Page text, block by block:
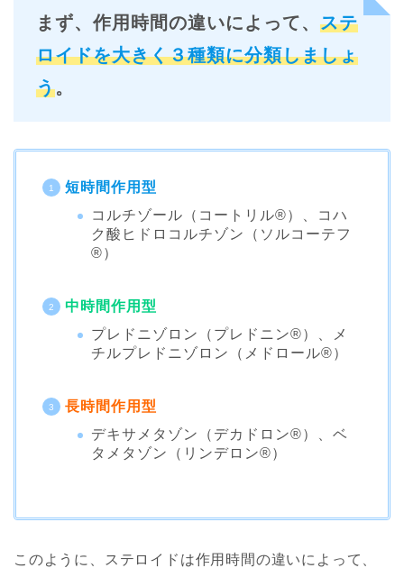
まず、作用時間の違いによって、 ステ
ロイドを大きく３種類に分類しましょ
う。
短時間作用型
コルチゾール（コートリル®︎）、コハ
ク酸ヒドロコルチゾン（ソルコーテフ
®︎）
中時間作用型
プレドニゾロン（プレドニン®︎）、メ
チルプレドニゾロン（メドロール®︎）
長時間作用型
デキサメタゾン（デカドロン®︎）、ベ
タメタゾン（リンデロン®︎）
このように、ステロイドは作用時間の違いによって、